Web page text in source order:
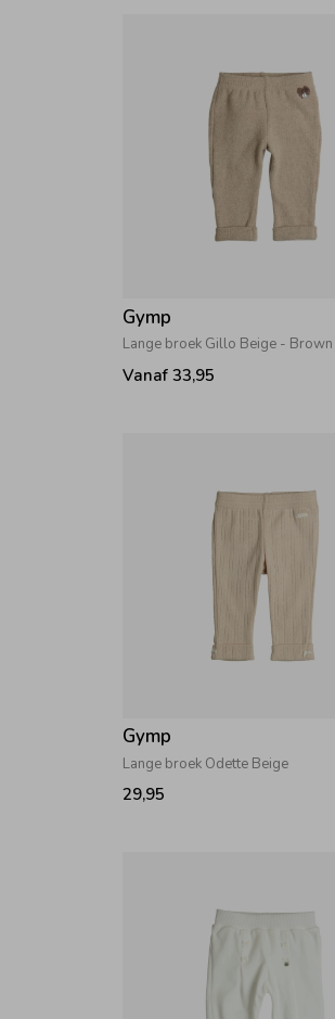
Gymp
Lange broek Gillo Beige - Brown
Vanaf 33,95
Gymp
Lange broek Odette Beige
29,95